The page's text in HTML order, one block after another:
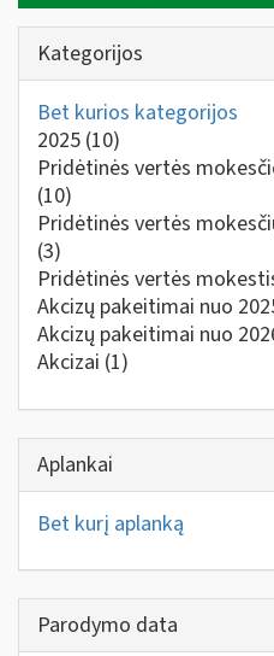
Kategorijos
Bet kurios kategorijos
2025 (10)
Pridėtinės vertės
(10)
Pridėtinės vertės
(3)
Pridėtinės vertės
Akcizų pakeitimai nuo
Akcizų pakeitimai nuo
Akcizai (1)
Aplankai
Bet kurį aplanką
Parodymo data